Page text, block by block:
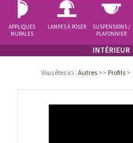
INTÉRIEUR
APPLIQUES
MURALES
LAMPES À POSER
SUSPENSIONS /
PLAFONNIER
Vous êtes ici : Autres >> Profils >